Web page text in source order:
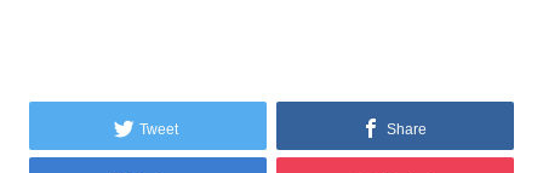
Tweet Share